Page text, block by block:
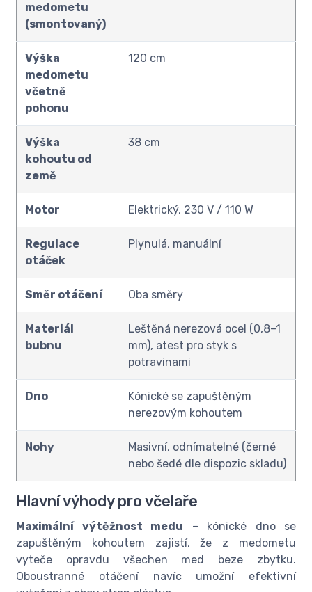
medometu
(smontovaný)
Výška
medometu
včetně
pohonu
120 cm
Výška
kohoutu od
země
38 cm
Motor Elektrický, 230 V / 110 W
Regulace
otáček
Plynulá, manuální
Směr otáčení Oba směry
Materiál
bubnu
Leštěná nerezová ocel (0,8–1
mm), atest pro styk s
potravinami
Dno
Kónické se zapuštěným
nerezovým kohoutem
Nohy
Masivní, odnímatelné (černé
nebo šedé dle dispozic skladu)
Hlavní výhody pro včelaře
Maximální výtěžnost medu – kónické dno se
zapuštěným kohoutem zajistí, že z medometu
vyteče opravdu všechen med beze zbytku.
Oboustranné otáčení navíc umožní efektivní